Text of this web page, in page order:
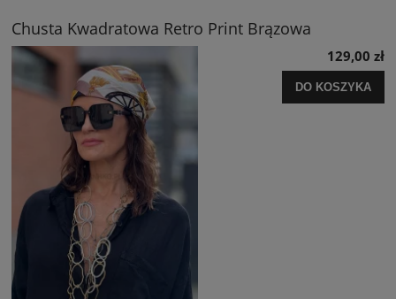
Chusta Kwadratowa Retro Print Brązowa
129,00 zł
DO KOSZYKA